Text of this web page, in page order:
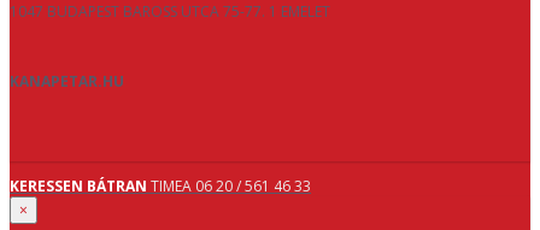
1047 BUDAPEST BAROSS UTCA 75-77. 1 EMELET
KANAPETAR.HU
KERESSEN BÁTRAN TIMEA 06 20 / 561 46 33
×